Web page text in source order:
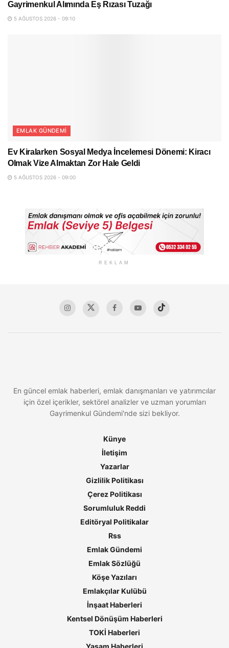
Gayrimenkul Alımında Eş Rızası Tuzağı
5 AĞUSTOS 2026 - 09:10
EMLAK GÜNDEMI
Ev Kiralarken Sosyal Medya İncelemesi Dönemi: Kiracı
Olmak Vize Almaktan Zor Hale Geldi
5 AĞUSTOS 2026 - 09:00
REKLAM
En güncel emlak haberleri, emlak danışmanları ve yatırımcılar
için özel içerikler, sektörel analizler ve uzman yorumları
Gayrimenkul Gündemi'nde sizi bekliyor.
Künye
İletişim
Yazarlar
Gizlilik Politikası
Çerez Politikası
Sorumluluk Reddi
Editöryal Politikalar
Rss
Emlak Gündemi
Emlak Sözlüğü
Köşe Yazıları
Emlakçılar Kulübü
İnşaat Haberleri
Kentsel Dönüşüm Haberleri
TOKİ Haberleri
Yaşam Haberleri